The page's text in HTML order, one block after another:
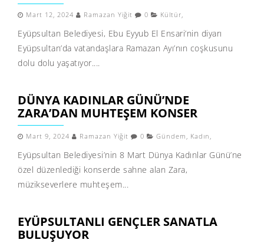
Mart 12, 2024 Ramazan Yiğit 0 Kültür,
Eyüpsultan Belediyesi, Ebu Eyyub El Ensari’nin diyarı
Eyüpsultan’da vatandaşlara Ramazan Ayı’nın coşkusunu
dolu dolu yaşatıyor....
DÜNYA KADINLAR GÜNÜ’NDE
ZARA’DAN MUHTEŞEM KONSER
Mart 9, 2024 Ramazan Yiğit 0 Gündem , Kadın ,
Eyüpsultan Belediyesi’nin 8 Mart Dünya Kadınlar Günü’ne
özel düzenlediği konserde sahne alan Zara,
müzikseverlere muhteşem...
EYÜPSULTANLI GENÇLER SANATLA
BULUŞUYOR